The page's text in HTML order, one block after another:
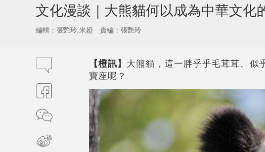
文化漫談｜大熊貓何以成為中華文化
編輯：張艷玲,米婭 責編：張艷玲
【橙訊】 大熊貓，這一胖乎乎毛茸茸、似
寶座呢？